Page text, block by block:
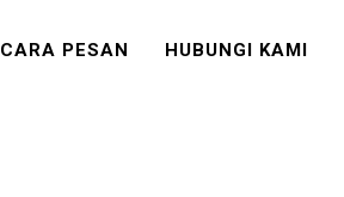
CARA PESAN HUBUNGI KAMI